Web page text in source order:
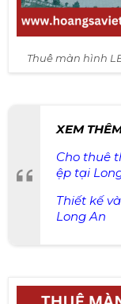
Thuê màn hình
XEM
Cho thuê
ệp tại
Thiết kế
Long An